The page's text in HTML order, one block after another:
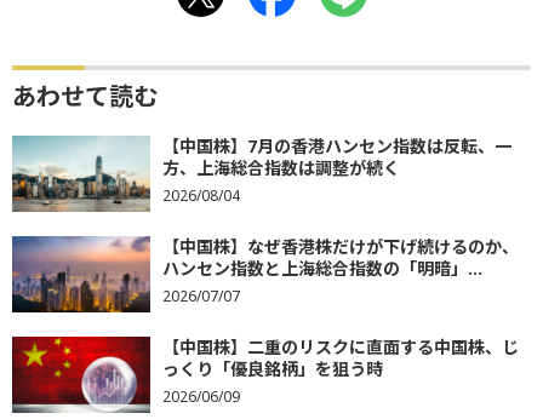
あわせて読む
【中国株】7月の香港ハンセン指数は反転、一
方、上海総合指数は調整が続く
2026/08/04
【中国株】なぜ香港株だけが下げ続けるのか、
ハンセン指数と上海総合指数の「明暗」...
2026/07/07
【中国株】二重のリスクに直面する中国株、じ
っくり「優良銘柄」を狙う時
2026/06/09